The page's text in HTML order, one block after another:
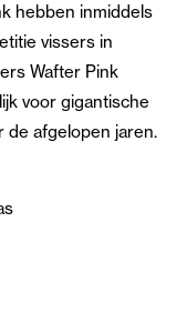
hebben inmiddels
vissers in
Wafter Pink
voor gigantische
de afgelopen jaren.